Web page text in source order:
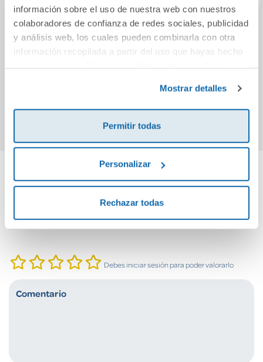
información sobre el uso de nuestra web con nuestros
colaboradores de confianza de redes sociales, publicidad
y análisis web, los cuales pueden combinarla con otra
información recopilada a partir del uso que hayas hecho
Mostrar detalles
Permitir todas
Personalizar
Rechazar todas
Vuelo 714 para
Sidney (cartoné)
Comprar
El Capitán
Calzoncillos y la
Macroelástica
Comprar
Cuéntanos tu opinión
¡Sé el primero en valorar este producto!
Debes iniciar sesión para poder valorarlo